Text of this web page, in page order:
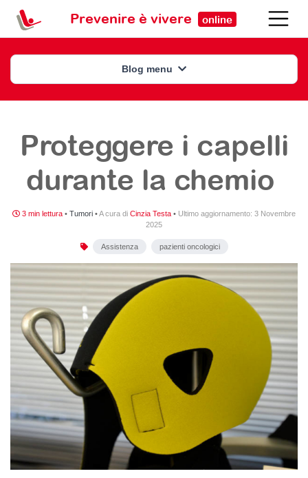
Prevenire è vivere online
Blog menu
Proteggere i capelli
durante la chemio
3 min lettura • Tumori •A cura di Cinzia Testa • Ultimo aggiornamento: 3 Novembre
2025
Assistenza pazienti oncologici